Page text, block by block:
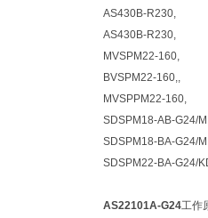
AS430B-R230,
AS430B-R230,
MVSPM22-160,
BVSPM22-160,,
MVSPPM22-160,
SDSPM18-AB-G24/
SDSPM18-BA-G24/
SDSPM22-BA-G24/
AS22101A-G24工作